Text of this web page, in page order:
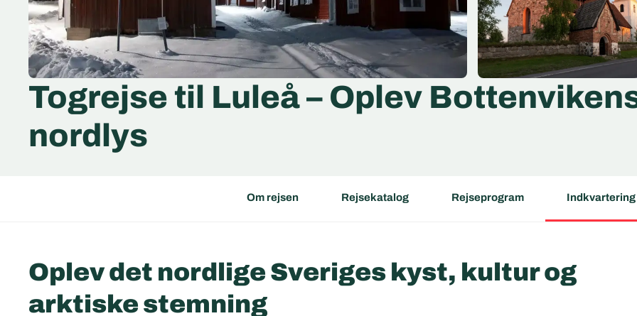
Togrejse til Luleå – Oplev
nordlys
Om rejsen Rejsekatalog Rejseprogram Indkvartering
Oplev det nordlige Sveriges kyst, kultur og
arktiske stemning